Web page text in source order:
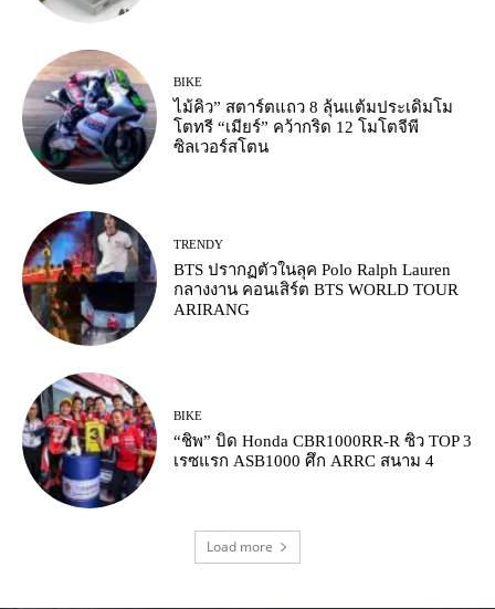
BIKE
ไม้คิว” สตาร์ตแถว 8 ลุ้นแต้มประเดิมโม
โตทรี “เมียร์” คว้ากริด 12 โมโตจีพี
ซิลเวอร์สโตน
TRENDY
BTS ปรากฏตัวในลุค Polo Ralph Lauren
กลางงาน คอนเสิร์ต BTS WORLD TOUR
ARIRANG
BIKE
“ชิพ” บิด Honda CBR1000RR-R ซิว TOP 3
เรซแรก ASB1000 ศึก ARRC สนาม 4
Load more